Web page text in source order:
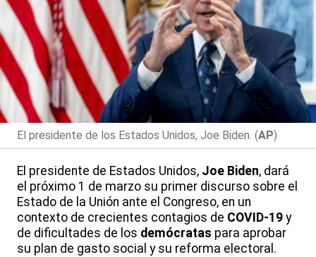
El presidente de los Estados Unidos, Joe Biden. (AP)
El presidente de Estados Unidos, Joe Biden, dará
el próximo 1 de marzo su primer discurso sobre el
Estado de la Unión ante el Congreso, en un
contexto de crecientes contagios de COVID-19 y
de dificultades de los demócratas para aprobar
su plan de gasto social y su reforma electoral.